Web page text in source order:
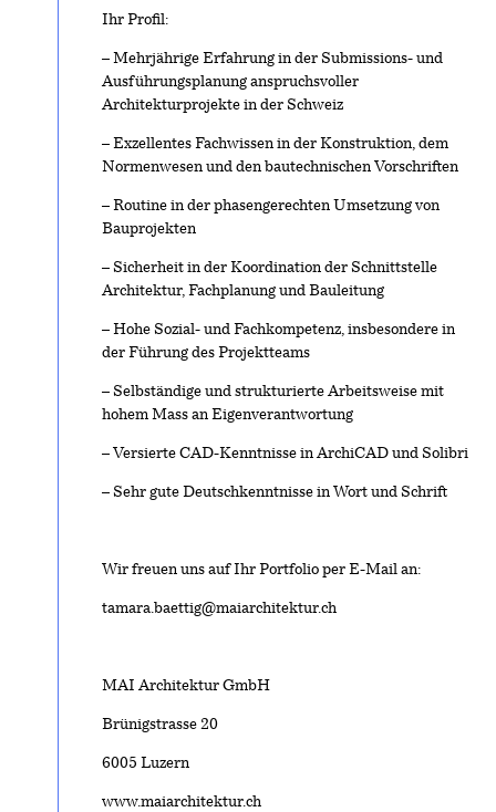
Ihr Profil:
– Mehrjährige Erfahrung in der Submissions- und
Ausführungsplanung anspruchsvoller
Architekturprojekte in der Schweiz
– Exzellentes Fachwissen in der Konstruktion, dem
Normenwesen und den bautechnischen Vorschriften
– Routine in der phasengerechten Umsetzung von
Bauprojekten
– Sicherheit in der Koordination der Schnittstelle
Architektur, Fachplanung und Bauleitung
– Hohe Sozial- und Fachkompetenz, insbesondere in
der Führung des Projektteams
– Selbständige und strukturierte Arbeitsweise mit
hohem Mass an Eigenverantwortung
– Versierte CAD-Kenntnisse in ArchiCAD und Solibri
– Sehr gute Deutschkenntnisse in Wort und Schrift
Wir freuen uns auf Ihr Portfolio per E-Mail an:
tamara.baettig@maiarchitektur.ch
MAI Architektur GmbH
Brünigstrasse 20
6005 Luzern
www.maiarchitektur.ch